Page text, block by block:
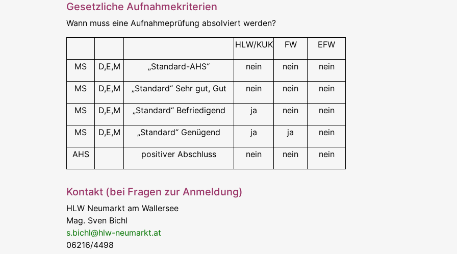
Gesetzliche Aufnahmekriterien
Wann muss eine Aufnahmeprüfung absolviert werden?
HLW/KUK FW EFW
MS D,E,M „Standard-AHS“ nein nein nein
MS D,E,M „Standard“ Sehr gut, Gut nein nein nein
MS D,E,M „Standard“ Befriedigend ja nein nein
MS D,E,M „Standard“ Genügend ja ja nein
AHS positiver Abschluss nein nein nein
Kontakt (bei Fragen zur Anmeldung)
HLW Neumarkt am Wallersee
Mag. Sven Bichl
s.bichl@hlw-neumarkt.at
06216/4498